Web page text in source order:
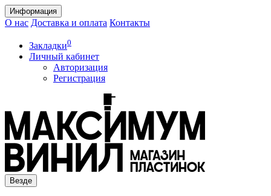
Информация
О нас Доставка и оплата Контакты
Закладки0
Личный кабинет
Авторизация
Регистрация
Везде